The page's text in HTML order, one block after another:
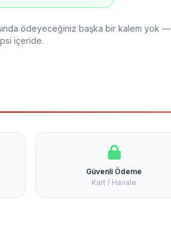
ödeyeceğiniz başka bir kalem yok —
içeride.
Güvenli Ödeme
Kart / Havale